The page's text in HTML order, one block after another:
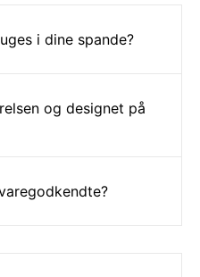
i dine spande?
og designet på